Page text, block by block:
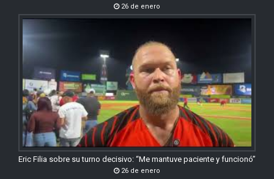
26 de enero
Eric Filia sobre su turno decisivo: “Me mantuve paciente y funcionó”
26 de enero